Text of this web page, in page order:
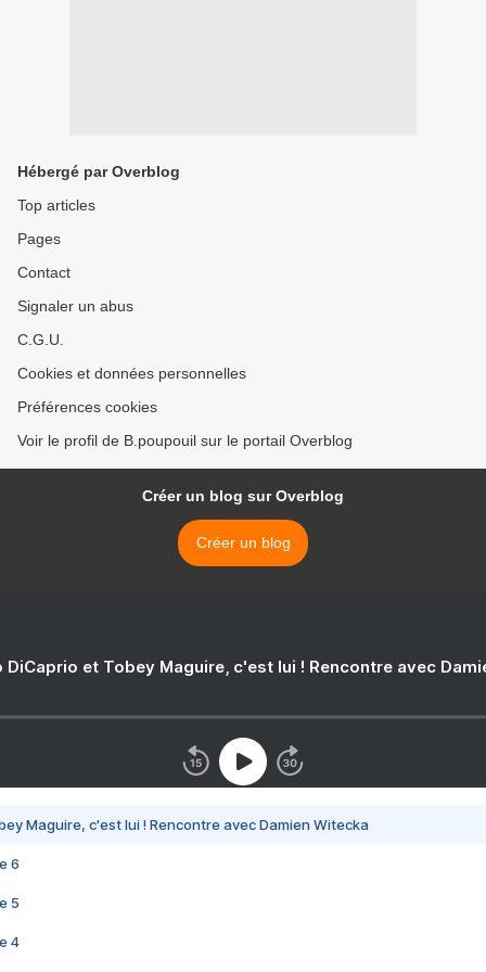
Hébergé par Overblog
Top articles
Pages
Contact
Signaler un abus
C.G.U.
Cookies et données personnelles
Préférences cookies
Voir le profil de B.poupouil sur le portail Overblog
Créer un blog sur Overblog
Créer un blog
DiCaprio et Tobey Maguire, c'est lui ! Rencontre avec
Maguire, c'est lui ! Rencontre avec Damien Witecka
6
5
4